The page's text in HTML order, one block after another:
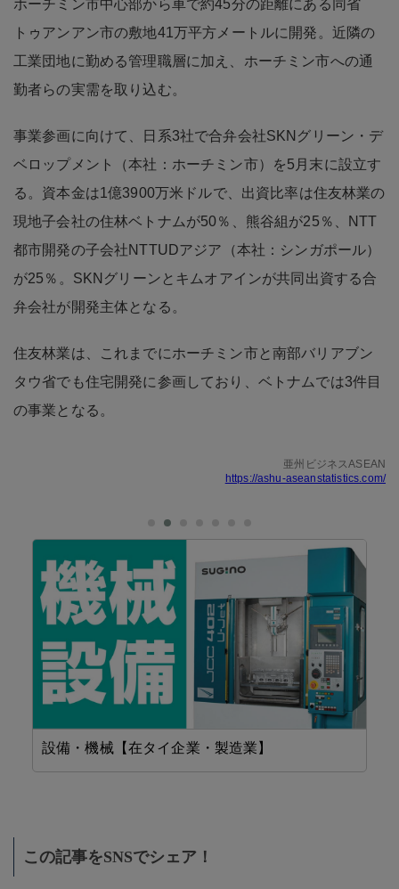
ホーチミン市中心部から車で約45分の距離にある同省
トゥアンアン市の敷地41万平方メートルに開発。近隣の
工業団地に勤める管理職層に加え、ホーチミン市への通
勤者らの実需を取り込む。
事業参画に向けて、日系3社で合弁会社SKNグリーン・デ
ベロップメント（本社：ホーチミン市）を5月末に設立す
る。資本金は1億3900万米ドルで、出資比率は住友林業の
現地子会社の住林ベトナムが50％、熊谷組が25％、NTT
都市開発の子会社NTTUDアジア（本社：シンガポール）
が25％。SKNグリーンとキムオアインが共同出資する合
弁会社が開発主体となる。
住友林業は、これまでにホーチミン市と南部バリアブン
タウ省でも住宅開発に参画しており、ベトナムでは3件目
の事業となる。
亜州ビジネスASEAN
https://ashu-aseanstatistics.com/
設備・機械【在タイ企業・製造業】
この記事をSNSでシェア！